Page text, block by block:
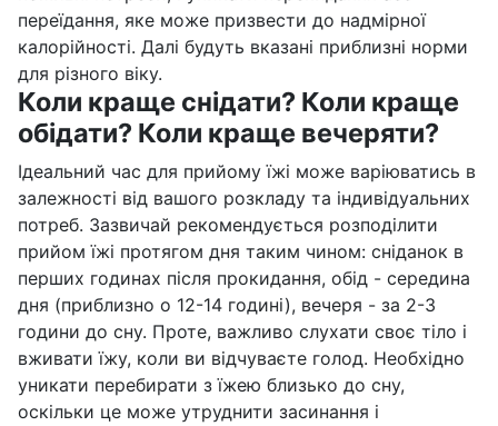
переїдання, яке може призвести до надмірної
калорійності. Далі будуть вказані приблизні норми
для різного віку.
Коли краще снідати? Коли краще
обідати? Коли краще вечеряти?
Ідеальний час для прийому їжі може варіюватись в
залежності від вашого розкладу та індивідуальних
потреб. Зазвичай рекомендується розподілити
прийом їжі протягом дня таким чином: сніданок в
перших годинах після прокидання, обід - середина
дня (приблизно о 12-14 годині), вечеря - за 2-3
години до сну. Проте, важливо слухати своє тіло і
вживати їжу, коли ви відчуваєте голод. Необхідно
уникати перебирати з їжею близько до сну,
оскільки це може утруднити засинання і